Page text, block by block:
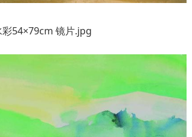
彩54×79cm 镜片.jpg